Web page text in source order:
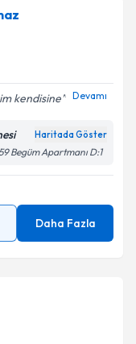
ilişkinAydınlatma
kendisine Devamı
Haritada Göster
Begüm Apartmanı D:1
Daha Fazla